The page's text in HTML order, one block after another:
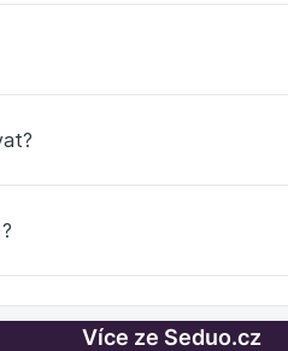
Více ze Seduo.cz